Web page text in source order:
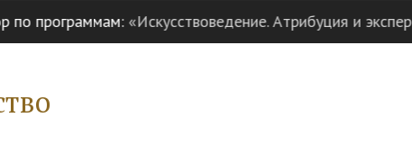
программам:«Искусствоведение. Атрибуция и